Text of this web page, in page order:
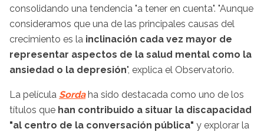
consolidando una tendencia "a tener en cuenta". "Aunque
consideramos que una de las principales causas del
crecimiento es la inclinación cada vez mayor de
representar aspectos de la salud mental como la
ansiedad o la depresión", explica el Observatorio.
La película Sordaha sido destacada como uno de los
títulos que han contribuido a situar la discapacidad
"al centro de la conversación pública" y explorar la